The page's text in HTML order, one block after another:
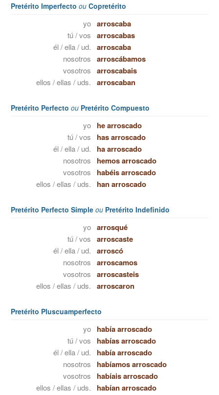
Pretérito Imperfecto ou Copretérito
yo arroscaba
tú / vos arroscabas
él / ella / ud. arroscaba
nosotros arroscábamos
vosotros arroscabais
ellos / ellas / uds. arroscaban
Pretérito Perfecto ou Pretérito Compuesto
yo he arroscado
tú / vos has arroscado
él / ella / ud. ha arroscado
nosotros hemos arroscado
vosotros habéis arroscado
ellos / ellas / uds. han arroscado
Pretérito Perfecto Simple ou Pretérito Indefinido
yo arrosqué
tú / vos arroscaste
él / ella / ud. arroscó
nosotros arroscamos
vosotros arroscasteis
ellos / ellas / uds. arroscaron
Pretérito Pluscuamperfecto
yo había arroscado
tú / vos habías arroscado
él / ella / ud. había arroscado
nosotros habíamos arroscado
vosotros habíais arroscado
ellos / ellas / uds. habían arroscado